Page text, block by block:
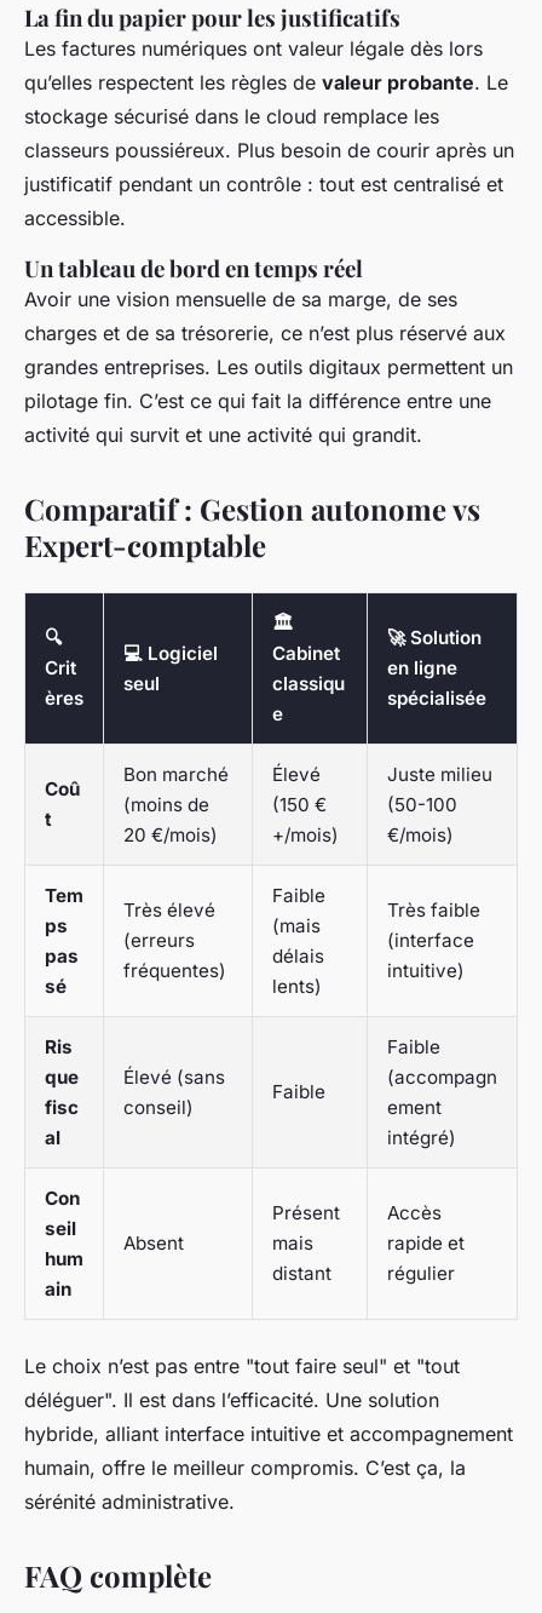
La fin du papier pour les justificatifs
Les factures numériques ont valeur légale dès lors
qu’elles respectent les règles de valeur probante. Le
stockage sécurisé dans le cloud remplace les
classeurs poussiéreux. Plus besoin de courir après un
justificatif pendant un contrôle : tout est centralisé et
accessible.
Un tableau de bord en temps réel
Avoir une vision mensuelle de sa marge, de ses
charges et de sa trésorerie, ce n’est plus réservé aux
grandes entreprises. Les outils digitaux permettent un
pilotage fin. C’est ce qui fait la différence entre une
activité qui survit et une activité qui grandit.
Comparatif : Gestion autonome vs
Expert-comptable
🔍
Crit
ères
💻 Logiciel
seul
🏛️
Cabinet
classiqu
e
🚀 Solution
en ligne
spécialisée
Coû
t
Bon marché
(moins de
20 €/mois)
Élevé
(150 €
+/mois)
Juste milieu
(50-100
€/mois)
Tem
ps
pas
sé
Très élevé
(erreurs
fréquentes)
Faible
(mais
délais
lents)
Très faible
(interface
intuitive)
Ris
que
fisc
al
Élevé (sans
conseil)
Faible
Faible
(accompagn
ement
intégré)
Con
seil
hum
ain
Absent
Présent
mais
distant
Accès
rapide et
régulier
Le choix n’est pas entre "tout faire seul" et "tout
déléguer". Il est dans l’efficacité. Une solution
hybride, alliant interface intuitive et accompagnement
humain, offre le meilleur compromis. C’est ça, la
sérénité administrative.
FAQ complète